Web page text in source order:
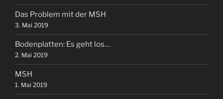
Das Problem mit der MSH
3. Mai 2019
Bodenplatten: Es geht los…
2. Mai 2019
MSH
1. Mai 2019